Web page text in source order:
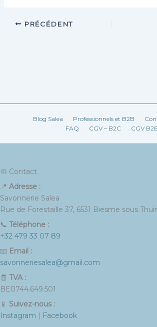
PRÉCÉDENT
Blog Salea Professionnels et B2B
FAQ
CGV – B2C CGV
🧼 Contact
📍 Adresse :
Savonnerie Salea
Rue de Forestaille 37, 6531 Biesme sous
📞 Téléphone :
+32 479 33 07 89
📧 Email :
savonneriesalea@gmail.com
🧾 TVA :
BE0744.649.501
📱 Suivez-nous :
Instagram | Facebook